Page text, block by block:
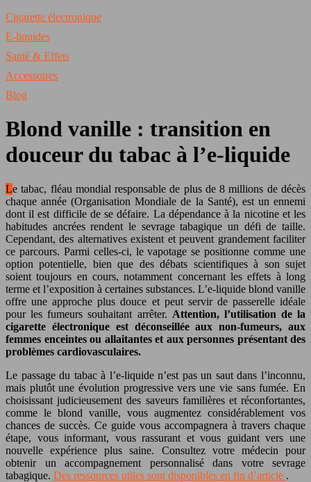
Cigarette électronique
E-liquides
Santé & Effets
Accessoires
Blog
Blond vanille : transition en
douceur du tabac à l’e-liquide
Le tabac, fléau mondial responsable de plus de 8 millions de décès
chaque année (Organisation Mondiale de la Santé), est un ennemi
dont il est difficile de se défaire. La dépendance à la nicotine et les
habitudes ancrées rendent le sevrage tabagique un défi de taille.
Cependant, des alternatives existent et peuvent grandement faciliter
ce parcours. Parmi celles-ci, le vapotage se positionne comme une
option potentielle, bien que des débats scientifiques à son sujet
soient toujours en cours, notamment concernant les effets à long
terme et l’exposition à certaines substances. L’e-liquide blond vanille
offre une approche plus douce et peut servir de passerelle idéale
pour les fumeurs souhaitant arrêter. Attention, l’utilisation de la
cigarette électronique est déconseillée aux non-fumeurs, aux
femmes enceintes ou allaitantes et aux personnes présentant des
problèmes cardiovasculaires.
Le passage du tabac à l’e-liquide n’est pas un saut dans l’inconnu,
mais plutôt une évolution progressive vers une vie sans fumée. En
choisissant judicieusement des saveurs familières et réconfortantes,
comme le blond vanille, vous augmentez considérablement vos
chances de succès. Ce guide vous accompagnera à travers chaque
étape, vous informant, vous rassurant et vous guidant vers une
nouvelle expérience plus saine. Consultez votre médecin pour
obtenir un accompagnement personnalisé dans votre sevrage
tabagique. Des ressources utiles sont disponibles en fin d’article .